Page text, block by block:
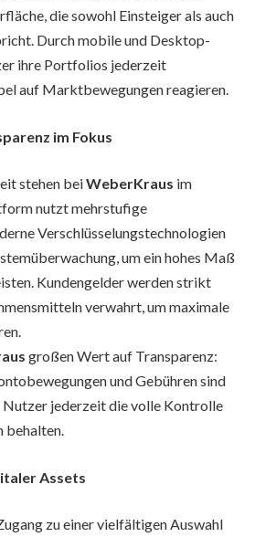
die sowohl Einsteiger als auch
Durch mobile und Desktop-
ihre Portfolios jederzeit
auf Marktbewegungen reagieren.
im Fokus
stehen beiWeberKraus im
nutzt mehrstufige
Verschlüsselungstechnologien
um ein hohes Maß
Kundengelder werden strikt
verwahrt, um maximale
großen Wert auf Transparenz:
und Gebühren sind
Nutzer jederzeit die volle Kontrolle
behalten.
Assets
zu einer vielfältigen Auswahl